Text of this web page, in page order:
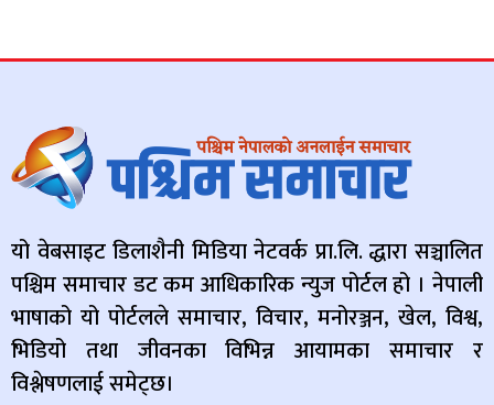
यो वेबसाइट डिलाशैनी मिडिया नेटवर्क प्रा.लि. द्धारा सञ्चालित
पश्चिम समाचार डट कम आधिकारिक न्युज पोर्टल हो । नेपाली
भाषाको यो पोर्टलले समाचार, विचार, मनोरञ्जन, खेल, विश्व,
भिडियो तथा जीवनका विभिन्न आयामका समाचार र
विश्लेषणलाई समेट्छ।